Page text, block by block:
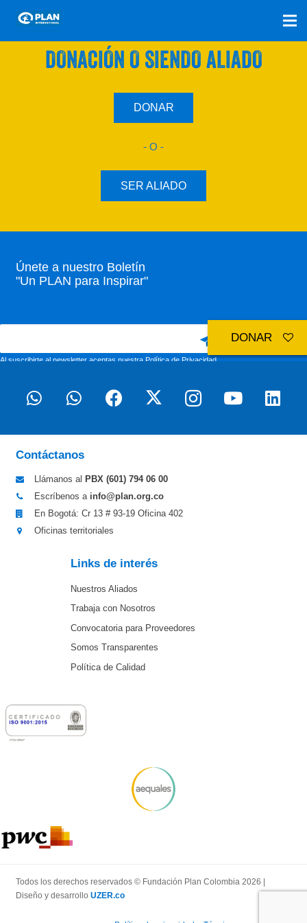
SÚMATE A NUESTRO PLAN CON UNA
DONACIÓN O SIENDO ALIADO
DONAR
- O -
SER ALIADO
Únete a nuestro Boletín
"Un PLAN para Inspirar"
Al suscribirte al newsletter aceptas nuestraPolítica de Privacidad
Contáctanos
Llámanos al PBX (601) 794 06 00
Escríbenos a info@plan.org.co
En Bogotá: Cr 13 # 93-19 Oficina 402
Oficinas territoriales
Links de interés
Nuestros Aliados
Trabaja con Nosotros
Convocatoria para Proveedores
Somos Transparentes
Política de Calidad
Todos los derechos reservados © Fundación Plan Colombia 2026 |
Diseño y desarrollo UZER.co
DONAR